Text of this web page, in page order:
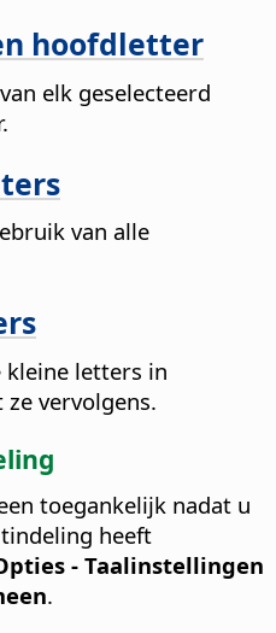
hoofdletter
elk geselecteerd
van alle
kleine letters in
vervolgens.
toegankelijk nadat u
heeft
- Taalinstellingen
.